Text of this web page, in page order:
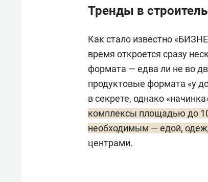
Тренды в
Как стало известно
время откроется сразу
формата — едва ли не во
продуктовые формата «у
в секрете, однако
комплексы площадью до
необходимым — едой,
центрами.